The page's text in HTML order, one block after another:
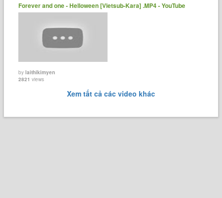
Forever and one - Helloween [Vietsub-Kara] .MP4 - YouTube
bylaithikimyen
2821 views
Xem tất cả các video khác